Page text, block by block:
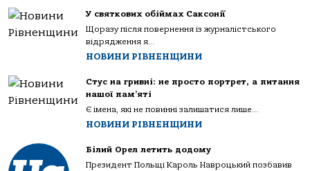
У святкових обіймах Саксонії
Щоразу після повернення із журналістського
відрядження я...
НОВИНИ РІВНЕНЩИНИ
Стус на гривні: не просто портрет, а питання
нашої пам’яті
Є імена, які не повинні залишатися лише...
НОВИНИ РІВНЕНЩИНИ
Білий Орел летить додому
Президент Польщі Кароль Навроцький позбавив